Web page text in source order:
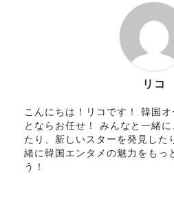
リコ
こんにちは！リコです！ 韓国
とならお任せ！ みんなと一緒
たり、新しいスターを発見した
緒に韓国エンタメの魅力をもっ
う！